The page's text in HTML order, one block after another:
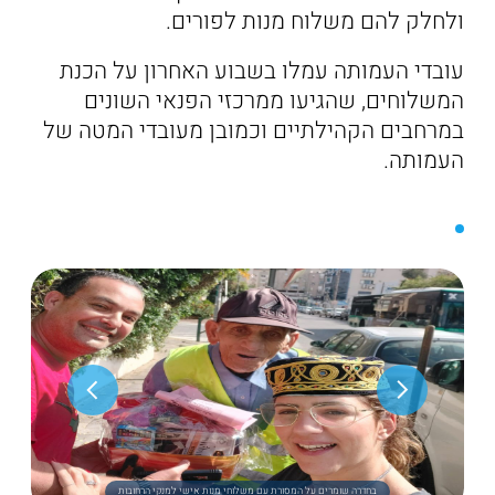
ולחלק להם משלוח מנות לפורים.
עובדי העמותה עמלו בשבוע האחרון על הכנת
המשלוחים, שהגיעו ממרכזי הפנאי השונים
במרחבים הקהילתיים וכמובן מעובדי המטה של
העמותה.
בחדרה שומרים על המסורת עם משלוחי מנות אישי למנקי הרחובות